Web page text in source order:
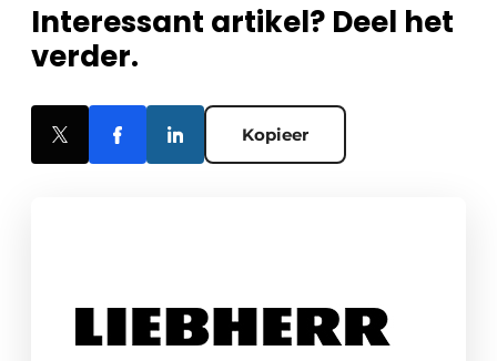
Interessant artikel? Deel het
verder.
Kopieer